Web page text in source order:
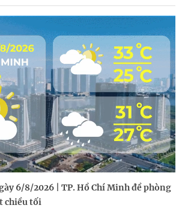
6/8/2026 | TP. Hồ Chí Minh đề phòng
chiều tối